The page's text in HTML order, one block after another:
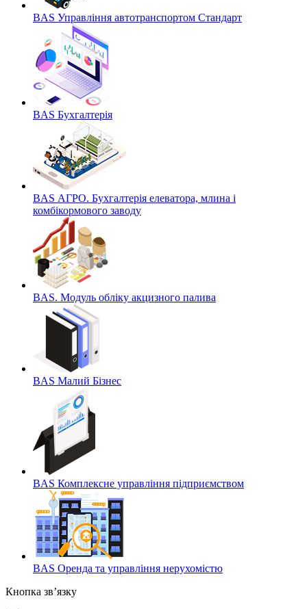
BAS Управління автотранспортом Стандарт
BAS Бухгалтерія
BAS АГРО. Бухгалтерія елеватора, млина і
комбікормового заводу
BAS. Модуль обліку акцизного палива
BAS Малий Бізнес
BAS Комплексне управління підприємством
BAS Оренда та управління нерухомістю
Кнопка зв’язку